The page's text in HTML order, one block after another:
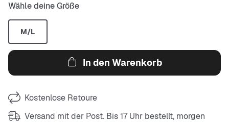
Wähle deine Größe
M/L
In den Warenkorb
Kostenlose Retoure
Versand mit der Post. Bis 17 Uhr bestellt, morgen